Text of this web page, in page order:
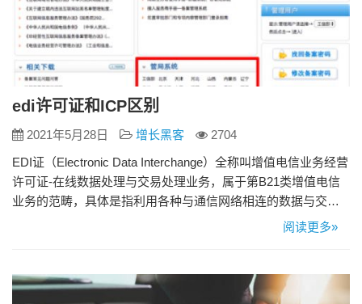
edi许可证和ICP区别
2021年5月28日 增长黑客
2704
EDI证（Electronic Data Interchange）全称叫增值电信业务经营
许可证-在线数据处理与交易处理业务，属于第B21类增值电信
业务的范畴，具体是指利用各种与通信网络相连的数据与交
易、事务处理应用平台，通过通信网络为用户提供在线数据处
电信业务的范畴。 具体是指是…
阅读更多»